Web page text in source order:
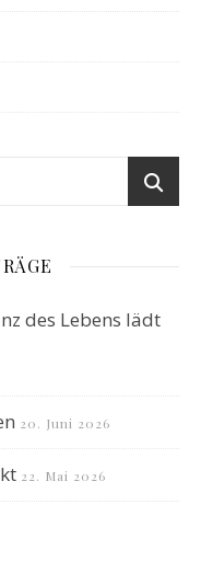
des Lebens lädt
20. Juni 2026
22. Mai 2026